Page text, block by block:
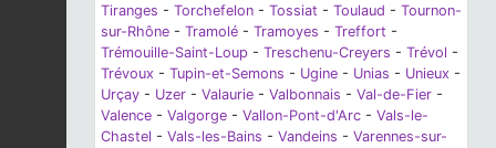
Tiranges - Torchefelon - Tossiat - Toulaud - Tournon-
sur-Rhône - Tramolé - Tramoyes - Treffort -
Trémouille-Saint-Loup - Treschenu-Creyers - Trévol -
Trévoux - Tupin-et-Semons - Ugine - Unias - Unieux -
Urçay - Uzer - Valaurie - Valbonnais - Val-de-Fier -
Valence - Valgorge - Vallon-Pont-d'Arc - Vals-le-
Chastel - Vals-les-Bains - Vandeins - Varennes-sur-